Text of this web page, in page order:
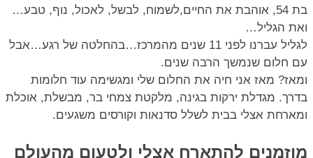
בת 54, אוהבת את החיים,לשמוח, לבשל, לאכול, נוף, טבע…
ואת הגליל…
לגליל עברנו לפני 11 שנים מהמרכז…בהחלטה של רגע…אבל
עם חלום שנמשך הרבה שנים.
ומאז? מאז אני חיה את החלום שלי ומגשימה עוד חלומות
בדרך. מגדלת ירקות בגינה, מלקטת צמחי בר, מבשלת, אוכלת
ומארחת אצלי בבית לשלל סדנאות וקורסים משגעים.
מוזמנים להתארח אצלי ולטעום מהעולם